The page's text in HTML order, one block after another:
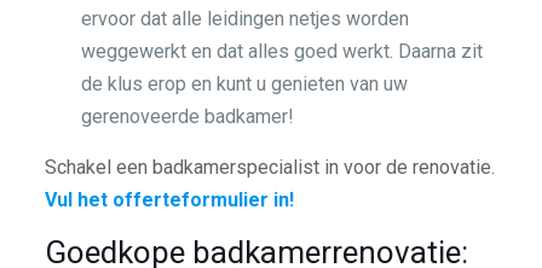
ervoor dat alle leidingen netjes worden
weggewerkt en dat alles goed werkt. Daarna zit
de klus erop en kunt u genieten van uw
gerenoveerde badkamer!
Schakel een badkamerspecialist in voor de renovatie.
Vul het offerteformulier in!
Goedkope badkamerrenovatie: